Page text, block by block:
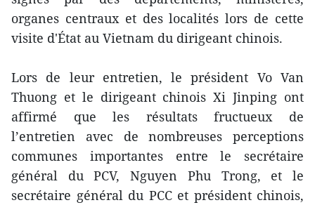
organes centraux et des localités lors de cette
visite d'État au Vietnam du dirigeant chinois.
Lors de leur entretien, le président Vo Van
Thuong et le dirigeant chinois Xi Jinping ont
affirmé que les résultats fructueux de
l’entretien avec de nombreuses perceptions
communes importantes entre le secrétaire
général du PCV, Nguyen Phu Trong, et le
secrétaire général du PCC et président chinois,